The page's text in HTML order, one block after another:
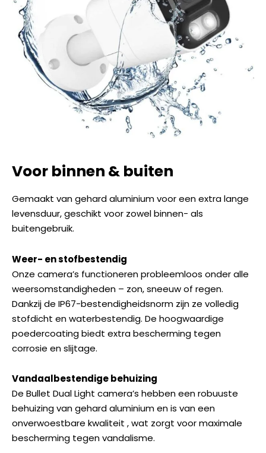
Voor binnen & buiten
Gemaakt van gehard aluminium voor een extra lange
levensduur, geschikt voor zowel binnen- als
buitengebruik.
Weer- en stofbestendig
Onze camera’s functioneren probleemloos onder alle
weersomstandigheden – zon, sneeuw of regen.
Dankzij de IP67-bestendigheidsnorm zijn ze volledig
stofdicht en waterbestendig. De hoogwaardige
poedercoating biedt extra bescherming tegen
corrosie en slijtage.
Vandaalbestendige behuizing
De Bullet Dual Light camera’s hebben een robuuste
behuizing van gehard aluminium en is van een
onverwoestbare kwaliteit , wat zorgt voor maximale
bescherming tegen vandalisme.